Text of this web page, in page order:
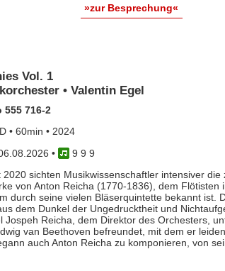
»zur Besprechung«
Vol. 1
• Valentin Egel
555 716-2
• 60min • 2024
•
9 9 9
2020 sichten Musikwissenschaftler intensiver
von Anton Reicha (1770-1836), dem Flötisten
durch seine vielen Bläserquintette bekannt ist.
dem Dunkel der Ungedrucktheit und
Jospeh Reicha, dem Direktor des Orchesters,
van Beethoven befreundet, mit dem er
auch Anton Reicha zu komponieren, von